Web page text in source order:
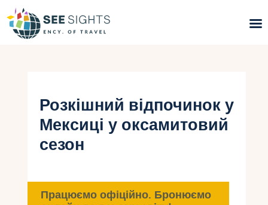
Гарячі тури
Типи Турів
Країни
Інфо
Розкішний відпочинок у
Мексиці у оксамитовий
сезон
Працюємо офіційно. Бронюємо